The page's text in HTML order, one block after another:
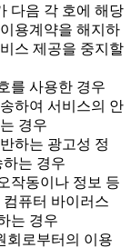
다음 각 호에 해당
용계약을 해지하
스 제공을 중지할
를 사용한 경우
하여 서비스의 안
경우
하는 광고성 정
하는 경우
작동이나 정보 등
퓨터 바이러스
는 경우
회로부터의 이용